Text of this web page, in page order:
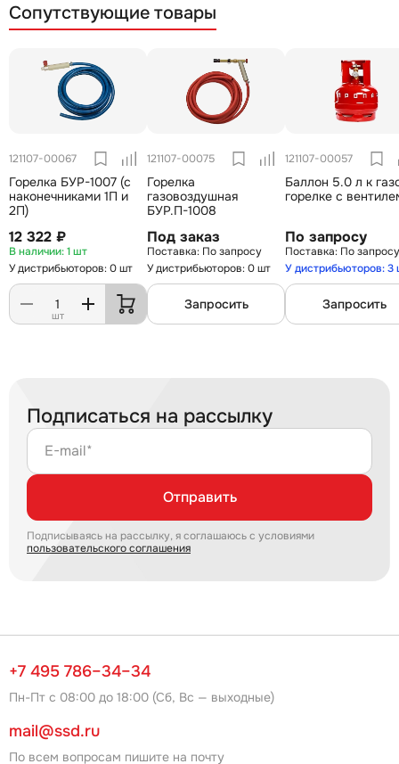
Сопутствующие товары
121107-00067
Горелка БУР-1007 (с
наконечниками 1П и
2П)
12 322 ₽
1 шт
У дистрибьюторов: 0 шт
шт
121107-00075
Горелка
газовоздушная
БУР.П-1008
Под заказ
По запросу
У дистрибьюторов: 0 шт
Запросить
121107-00057
Баллон 5.0 л к
горелке с
По запросу
По запросу
У дистрибьюторов: 3
Запросить
Подписаться на рассылку
E-mail*
Отправить
Подписываясь на рассылку, я соглашаюсь с условиями
пользовательского соглашения
+7 495 786–34–34
Пн-Пт с 08:00 до 18:00 (Сб, Вс — выходные)
mail@ssd.ru
По всем вопросам пишите на почту